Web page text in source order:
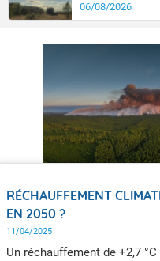
06/08/2026
RÉCHAUFFEMENT
EN 2050 ?
11/04/2025
Un réchauffement de +2,7